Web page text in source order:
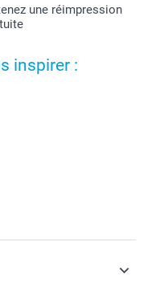
une réimpression
inspirer :